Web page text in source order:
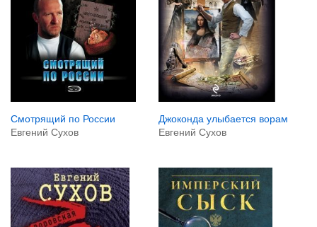
Смотрящий по России
Евгений Сухов
Джоконда улыбается ворам
Евгений Сухов